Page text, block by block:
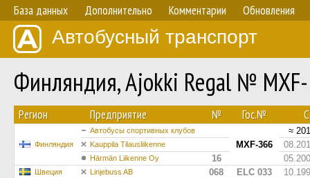
База данных Дополнительно Комментарии Обновления
Автобусный транспорт
Финляндия, Ajokki Regal №
Регион Предприятие № Гос.№
Финляндия
Автобусы спортивных клубов
MXF-366
≈
Kauppila Tilausliikenne
Härmän Liikenne Oy 16
Швеция Linjebuss AB 068 ELC 033